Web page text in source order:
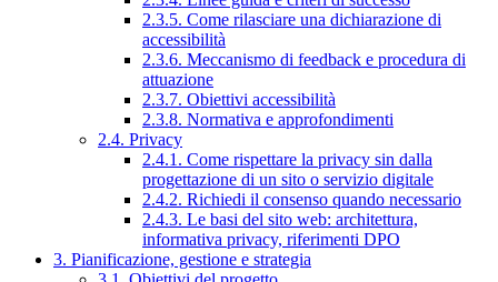
2.3.5. Come rilasciare una dichiarazione di
accessibilità
2.3.6. Meccanismo di feedback e procedura di
attuazione
2.3.7. Obiettivi accessibilità
2.3.8. Normativa e approfondimenti
2.4. Privacy
2.4.1. Come rispettare la privacy sin dalla
progettazione di un sito o servizio digitale
2.4.2. Richiedi il consenso quando necessario
2.4.3. Le basi del sito web: architettura,
informativa privacy, riferimenti DPO
3. Pianificazione, gestione e strategia